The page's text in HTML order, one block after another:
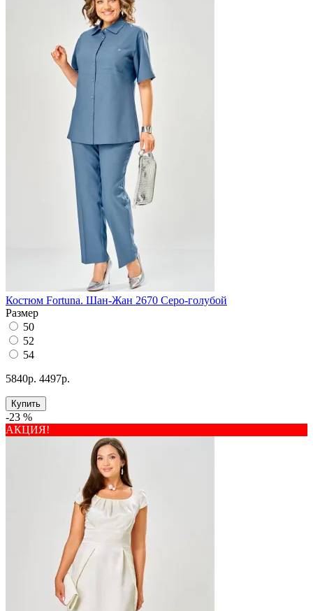
Костюм Fortuna. Шан-Жан 2670 Серо-голубой
Размер
50
52
54
5840р. 4497р.
Купить
-23 %
АКЦИЯ!